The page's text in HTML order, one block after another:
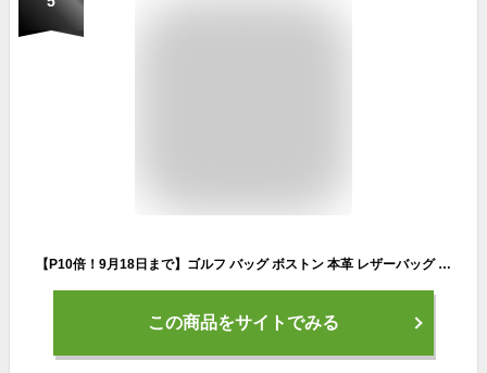
【P10倍！9月18日まで】ゴルフ バッグ ボストン 本革 レザーバッグ メンズ ボストンバッグ シューズ収納 ゴルフバッグ ショルダーバッグ スポーツ オシャレ 鞄 カバン ゴルフ用品 軽量 防水 靴 ポケット 大容量 ファスナーポケット 横型
この商品をサイトでみる